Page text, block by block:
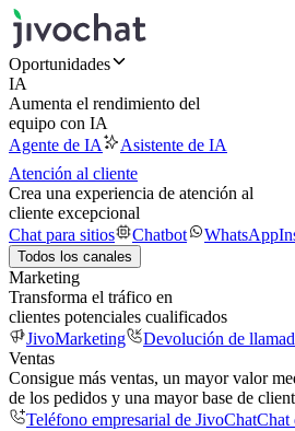
Oportunidades
IA
Aumenta el rendimiento del
equipo con IA
Agente de IA
Asistente de IA
Atención al cliente
Crea una experiencia de atención al
cliente excepcional
Chat para sitios
Chatbot WhatsApp
Todos los canales
Marketing
Transforma el tráfico en
clientes potenciales cualificados
JivoMarketing
Devolución de
Ventas
Consigue más ventas, un mayor valor
de los pedidos y una mayor base de
Teléfono empresarial de JivoChatChat